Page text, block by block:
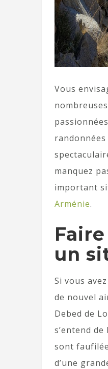
Vous
manquez
important
Arménie.
un
Si vous
de nouvel
Debed de
s’entend
sont
d’une